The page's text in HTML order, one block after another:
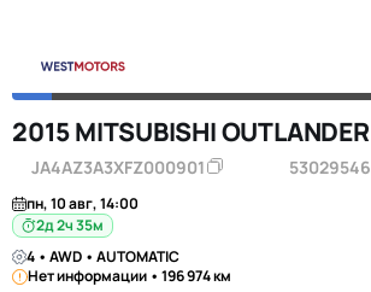
2015 MITSUBISHI OUTLANDER
JA4AZ3A3XFZ000901 53029546
пн, 10 авг, 14:00
2д 2ч 35м
4 • AWD • AUTOMATIC
Нет информации • 196 974 км